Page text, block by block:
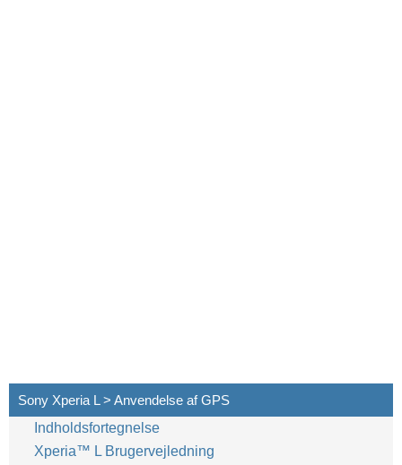
Sony Xperia L > Anvendelse af GPS
Indholdsfortegnelse
Xperia™‎ L Brugervejledning